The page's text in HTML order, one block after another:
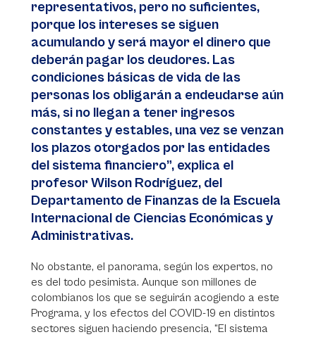
representativos, pero no suficientes,
porque los intereses se siguen
acumulando y será mayor el dinero que
deberán pagar los deudores. Las
condiciones básicas de vida de las
personas los obligarán a endeudarse aún
más, si no llegan a tener ingresos
constantes y estables, una vez se venzan
los plazos otorgados por las entidades
del sistema financiero”, explica el
profesor Wilson Rodríguez, del
Departamento de Finanzas de la Escuela
Internacional de Ciencias Económicas y
Administrativas.
No obstante, el panorama, según los expertos, no
es del todo pesimista. Aunque son millones de
colombianos los que se seguirán acogiendo a este
Programa, y los efectos del COVID-19 en distintos
sectores siguen haciendo presencia, “El sistema